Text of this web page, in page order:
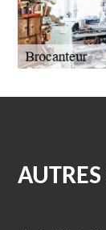
AUTRES